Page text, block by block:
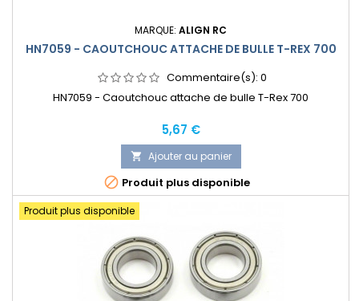
MARQUE: ALIGN RC
HN7059 - CAOUTCHOUC ATTACHE DE BULLE T-REX 700
Commentaire(s): 0
HN7059 - Caoutchouc attache de bulle T-Rex 700
Prix
5,67 €
 Ajouter au panier
 Produit plus disponible
Produit plus disponible